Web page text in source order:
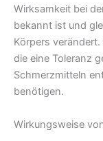
Wirksamkeit bei
bekannt ist und
Körpers
die eine Toleranz
Schmerzmitteln
benötigen.
Wirkungsweise